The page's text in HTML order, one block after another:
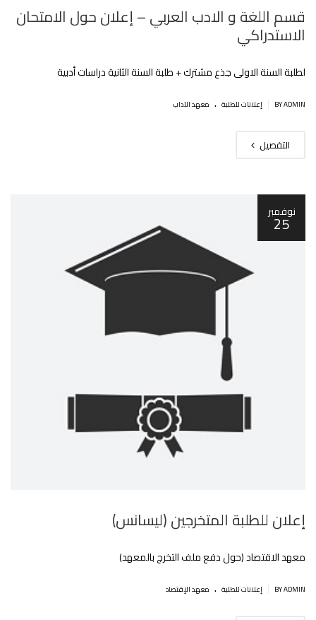
قسم اللغة و الادب العربي – إعلان حول الامتحان
الاستدراكي
لطلبة السنة الاولى جذع مشترك + طلبة السنة الثانية دراسات أدبية
BY ADMIN إعلانات للطلبة . معهد الآداب
التفصيل
نوفمبر
25
إعلان للطلبة المتخرجين (ليسانس)
معهد الاقتصاد (حول دفع ملف التخرج بالمعهد)
BY ADMIN إعلانات للطلبة . معهد الإقتصاد